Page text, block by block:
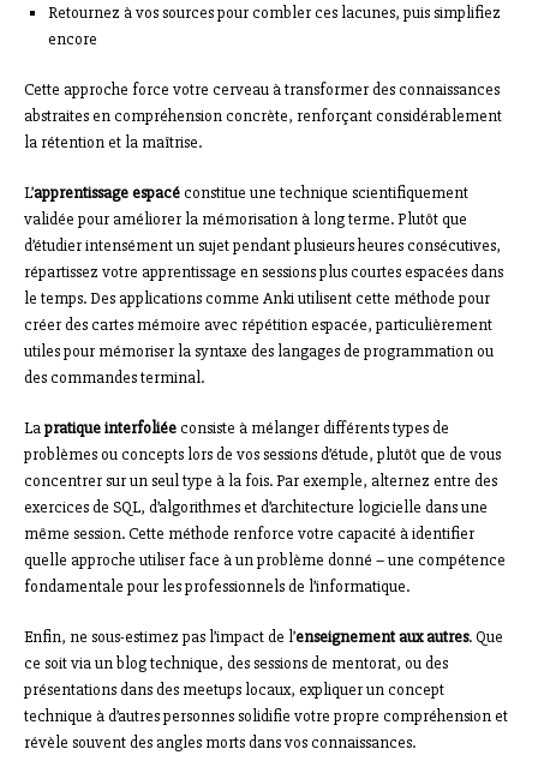
Retournez à vos sources pour combler ces lacunes, puis simplifiez
encore
Cette approche force votre cerveau à transformer des connaissances
abstraites en compréhension concrète, renforçant considérablement
la rétention et la maîtrise.
L’apprentissage espacéconstitue une technique scientifiquement
validée pour améliorer la mémorisation à long terme. Plutôt que
d’étudier intensément un sujet pendant plusieurs heures consécutives,
répartissez votre apprentissage en sessions plus courtes espacées dans
le temps. Des applications comme Anki utilisent cette méthode pour
créer des cartes mémoire avec répétition espacée, particulièrement
utiles pour mémoriser la syntaxe des langages de programmation ou
des commandes terminal.
Lapratique interfoliéeconsiste à mélanger différents types de
problèmes ou concepts lors de vos sessions d’étude, plutôt que de vous
concentrer sur un seul type à la fois. Par exemple, alternez entre des
exercices de SQL, d’algorithmes et d’architecture logicielle dans une
même session. Cette méthode renforce votre capacité à identifier
quelle approche utiliser face à un problème donné – une compétence
fondamentale pour les professionnels de l’informatique.
Enfin, ne sous-estimez pas l’impact de l’enseignement aux autres. Que
ce soit via un blog technique, des sessions de mentorat, ou des
présentations dans des meetups locaux, expliquer un concept
technique à d’autres personnes solidifie votre propre compréhension et
révèle souvent des angles morts dans vos connaissances.